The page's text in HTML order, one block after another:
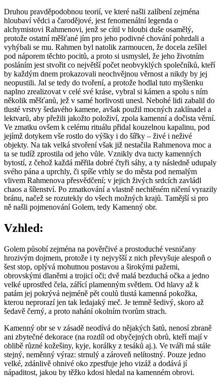
Druhou pravděpodobnou teorií, ve které našli zalíbení zejména
hloubaví vědci a čarodějové, jest fenomenální legenda o
alchymistovi Rahmenovi, jenž se cítil v hloubi duše osamělý,
protože ostatní měšťané jím pro jeho podivné chování pohrdali a
vyhýbali se mu. Rahmen byl natolik zarmoucen, že docela zešílel
pod náporem těchto pocitů, a proto si usmyslel, že jeho životním
posláním jest stvořit co největší počet neobvyklých společníků, kteří
by každým dnem prokazovali neochvějnou věrnost a nikdy by jej
neopustili. Jal se tedy do tvoření, a protože hodlal tuto myšlenku
naplno zrealizovat v celé své kráse, vybral si kámen a spolu s ním
několik měšťanů, jež v samé horlivosti unesl. Nebohé lidi zabalil do
tlusté vrstvy šedavého kamene, avšak použil mocných zaklínadel a
lektvarů, aby přežili jakožto položiví, zpola kamenní a dočista věrní.
Ve zmatku ovšem k celému rituálu přidal kouzelnou kapalinu, pod
jejímž dotykem vše rostlo do výšky i do šířky – živé i neživé
objekty. Na tak velká stvoření však již nestačila Rahmenova moc a
ta se tudíž zprostila od jeho vůle. Vznikly dva tucty kamenných
bytostí, z čehož každá měřila dobré čtyři sáhy, a ty následně udupaly
svého pána a uprchly, či spíše vrhly se do města pod nemalým
vlivem Rahmenova přesvědčení; v jejich živých srdcích zavládl
chaos a šílenství. Po zmatkování a vlastně nechtěném ničení vyrazily
bránu, načež se rozutekly do všech možných krajů. Tamější si pro
ně našli pojmenování Golem, tedy Kamenný obr.
Vzhled:
Golem působí zejména na pověrčivé a prostoduché vesničany
hrozivým dojmem, protože i ty nejvyšší z nich převyšuje alespoň o
šest stop, oplývá mohutnou postavou a širokými pažemi,
obrovskými dlaněmi a trojicí oči; dvě malá bezduchá očka a jedno
velké uprostřed čela, zářící plamenným světlem. Od hlavy až k
patám jej pokrývá nejméně pět coulů tlustá kamenná pokožka,
kterou neprorazí jen tak ledajaký meč. Je temně šedivý, skoro až
šedavě černý, a proto nahání okolním tvorům strach.
Kamenný obr se v zásadě neodívá do nějakých šatů, nenosí zbraně
ani zbytečné dekorace (na rozdíl od obyčejných obrů, kteří mají v
oblibě různé kožešiny, kyje, korálky z tesáků aj.). Ve tváři má stále
stejný, neměnný výraz: strnulý a zároveň nelítostný. Pouze jedno
velké, zdánlivě ohnivé oko zpestřuje jeho vizáž a dodává jí
nápaditost, jakou by těžko kdosi hledal na kamenném obrovi.